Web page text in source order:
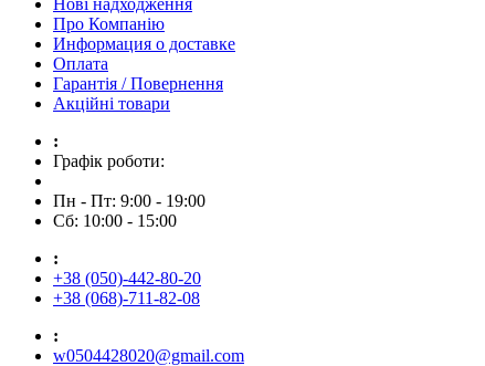
Нові надходження
Про Компанію
Информация о доставке
Оплата
Гарантія / Повернення
Акційні товари
:
Графік роботи:
Пн - Пт: 9:00 - 19:00
Сб: 10:00 - 15:00
:
+38 (050)-442-80-20
+38 (068)-711-82-08
:
w0504428020@gmail.com